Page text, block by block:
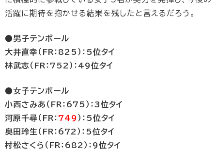
活躍に期待を抱かせる結果を残したと言えるだろう。
●男子テンボール
大井直幸（FR：825）：5位タイ
林武志（FR：752）：49位タイ
●女子テンボール
小西さみあ（FR：675）：3位タイ
河原千尋（FR： 749 ）：5位タイ
奥田玲生（FR：672）：5位タイ
村松さくら（FR：682）：9位タイ